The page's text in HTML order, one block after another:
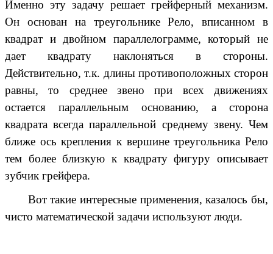
Именно эту задачу решает грейферный механизм.
Он основан на треугольнике Рело, вписанном в
квадрат и двойном параллелограмме, который не
дает квадрату наклоняться в стороны.
Действительно, т.к. длины противоположных сторон
равны, то среднее звено при всех движениях
остается параллельным основанию, а сторона
квадрата всегда параллельной среднему звену. Чем
ближе ось крепления к вершине треугольника Рело
тем более близкую к квадрату фигуру описывает
зубчик грейфера.
Вот такие интересные применения, казалось бы,
чисто математической задачи используют люди.